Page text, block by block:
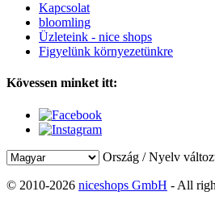
Kapcsolat
bloomling
Üzleteink - nice shops
Figyelünk környezetünkre
Kövessen minket itt:
Ország / Nyelv
© 2010-2026 niceshops GmbH - All